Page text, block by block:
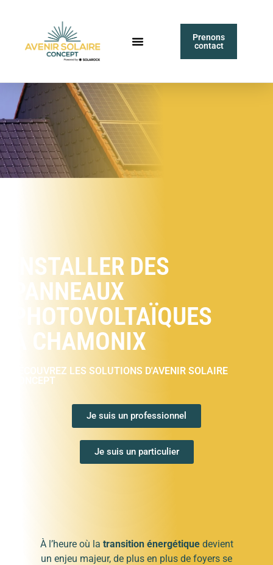
Prenons
contact
INSTALLER DES
PANNEAUX
PHOTOVOLTAÏQUES
À CHAMONIX
DÉCOUVREZ LES SOLUTIONS D'AVENIR SOLAIRE
CONCEPT
Je suis un professionnel
Je suis un particulier
À l’heure où la transition énergétiquedevient
un enjeu majeur, de plus en plus de foyers se